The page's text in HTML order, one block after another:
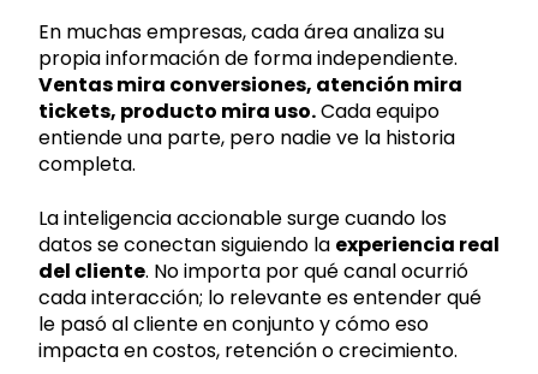
En muchas empresas, cada área analiza su
propia información de forma independiente.
Ventas mira conversiones, atención mira
tickets, producto mira uso.Cada equipo
entiende una parte, pero nadie ve la historia
completa.
La inteligencia accionable surge cuando los
datos se conectan siguiendo la experiencia real
del cliente. No importa por qué canal ocurrió
cada interacción; lo relevante es entender qué
le pasó al cliente en conjunto y cómo eso
impacta en costos, retención o crecimiento.